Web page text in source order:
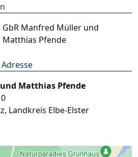
GbR Manfred Müller und
Matthias Pfende
Matthias Pfende
, Landkreis Elbe-Elster